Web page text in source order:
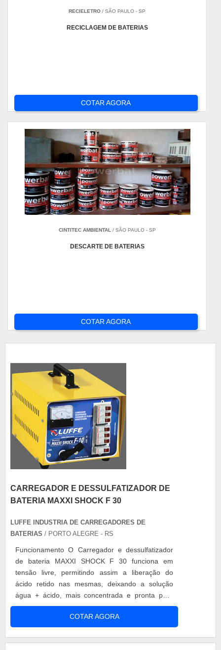
RECIELETRO / SÃO PAULO - SP
RECICLAGEM DE BATERIAS
COTAR AGORA
CINTITEC AMBIENTAL / SÃO PAULO - SP
DESCARTE DE BATERIAS
COTAR AGORA
CARREGADOR E DESSULFATIZADOR DE
BATERIA MAXXI SHOCK F 30
LUFFE INDUSTRIA DE CARREGADORES DE
BATERIAS / PORTO ALEGRE - RS
Funcionamento O Carregador e dessulfatizador
de bateria MAXXI SHOCK F 30 funciona em
tensão livre, permitindo assim a liberação do
ácido retido nas mesmas, deixando a solução
água + ácido, mais concentrada e pronta para
gerar corrente elétrica. Pode ser usado como
formador de placas na indústria de baterias.
Características Devido a seu sistema inovador de
COTAR AGORA